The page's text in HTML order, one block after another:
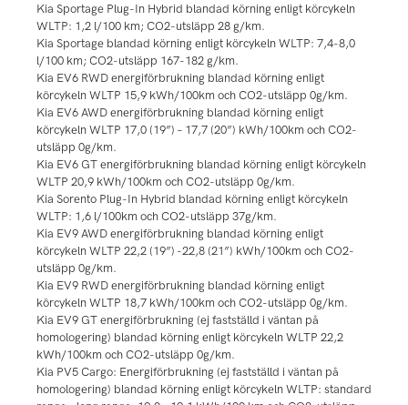
Kia Sportage Plug-In Hybrid blandad körning enligt körcykeln
WLTP: 1,2 l/100 km; CO2-utsläpp 28 g/km.
Kia Sportage blandad körning enligt körcykeln WLTP: 7,4-8,0
l/100 km; CO2-utsläpp 167-182 g/km.
Kia EV6 RWD energiförbrukning blandad körning enligt
körcykeln WLTP 15,9 kWh/100km och CO2-utsläpp 0g/km.
Kia EV6 AWD energiförbrukning blandad körning enligt
körcykeln WLTP 17,0 (19”) – 17,7 (20”) kWh/100km och CO2-
utsläpp 0g/km.
Kia EV6 GT energiförbrukning blandad körning enligt körcykeln
WLTP 20,9 kWh/100km och CO2-utsläpp 0g/km.
Kia Sorento Plug-In Hybrid blandad körning enligt körcykeln
WLTP: 1,6 l/100km och CO2-utsläpp 37g/km.
Kia EV9 AWD energiförbrukning blandad körning enligt
körcykeln WLTP 22,2 (19”) -22,8 (21”) kWh/100km och CO2-
utsläpp 0g/km.
Kia EV9 RWD energiförbrukning blandad körning enligt
körcykeln WLTP 18,7 kWh/100km och CO2-utsläpp 0g/km.
Kia EV9 GT energiförbrukning (ej fastställd i väntan på
homologering) blandad körning enligt körcykeln WLTP 22,2
kWh/100km och CO2-utsläpp 0g/km.
Kia PV5 Cargo: Energiförbrukning (ej fastställd i väntan på
homologering) blandad körning enligt körcykeln WLTP: standard